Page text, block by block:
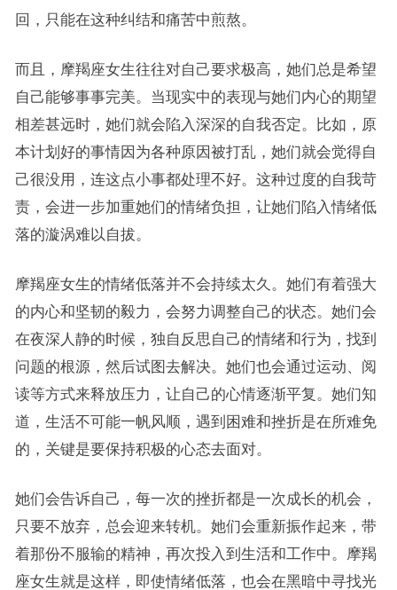
回，只能在这种纠结和痛苦中煎熬。
而且，摩羯座女生往往对自己要求极高，她们总是希望
自己能够事事完美。当现实中的表现与她们内心的期望
相差甚远时，她们就会陷入深深的自我否定。比如，原
本计划好的事情因为各种原因被打乱，她们就会觉得自
己很没用，连这点小事都处理不好。这种过度的自我苛
责，会进一步加重她们的情绪负担，让她们陷入情绪低
落的漩涡难以自拔。
摩羯座女生的情绪低落并不会持续太久。她们有着强大
的内心和坚韧的毅力，会努力调整自己的状态。她们会
在夜深人静的时候，独自反思自己的情绪和行为，找到
问题的根源，然后试图去解决。她们也会通过运动、阅
读等方式来释放压力，让自己的心情逐渐平复。她们知
道，生活不可能一帆风顺，遇到困难和挫折是在所难免
的，关键是要保持积极的心态去面对。
她们会告诉自己，每一次的挫折都是一次成长的机会，
只要不放弃，总会迎来转机。她们会重新振作起来，带
着那份不服输的精神，再次投入到生活和工作中。摩羯
座女生就是这样，即使情绪低落，也会在黑暗中寻找光